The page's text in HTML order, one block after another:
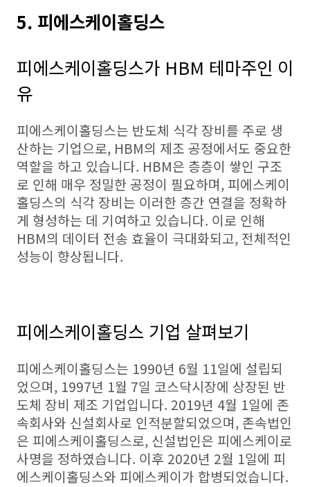
5. 피에스케이홀딩스
피에스케이홀딩스가 HBM 테마주인 이
유
피에스케이홀딩스는 반도체 식각 장비를 주로 생
산하는 기업으로, HBM의 제조 공정에서도 중요한
역할을 하고 있습니다. HBM은 층층이 쌓인 구조
로 인해 매우 정밀한 공정이 필요하며, 피에스케이
홀딩스의 식각 장비는 이러한 층간 연결을 정확하
게 형성하는 데 기여하고 있습니다. 이로 인해
HBM의 데이터 전송 효율이 극대화되고, 전체적인
성능이 향상됩니다.
피에스케이홀딩스 기업 살펴보기
피에스케이홀딩스는 1990년 6월 11일에 설립되
었으며, 1997년 1월 7일 코스닥시장에 상장된 반
도체 장비 제조 기업입니다. 2019년 4월 1일에 존
속회사와 신설회사로 인적분할되었으며, 존속법인
은 피에스케이홀딩스로, 신설법인은 피에스케이로
사명을 정하였습니다. 이후 2020년 2월 1일에 피
에스케이홀딩스와 피에스케이가 합병되었습니다.